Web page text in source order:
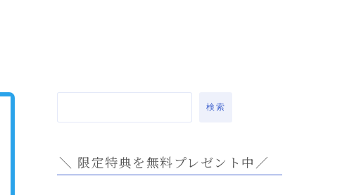
検索
＼ 限定特典を無料プレゼント中／